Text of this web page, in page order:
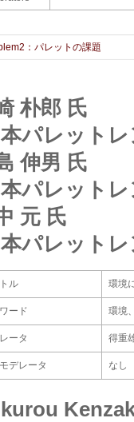
：パレットの課題
朴郎 氏
本パレット
伸男 氏
本パレット
元 氏
本パレット
ル 環境
ード 環境
ータ 得重
デレータ なし